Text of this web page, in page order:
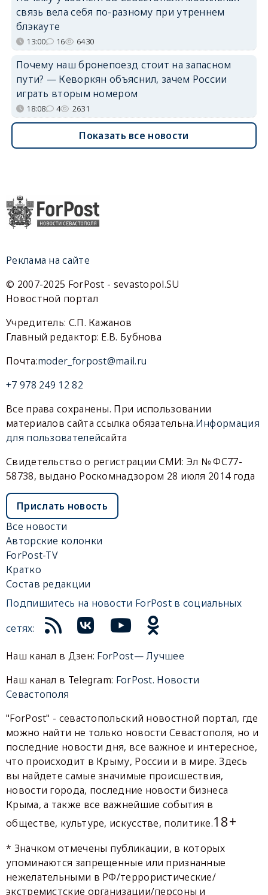
связь вела себя по-разному при утреннем
блэкауте
13:00 16 6430
Почему наш бронепоезд стоит на запасном
пути? — Кеворкян объяснил, зачем России
играть вторым номером
18:08 4 2631
Показать все новости
Реклама на сайте
© 2007-2025 ForPost - sevastopol.SU
Новостной портал
Учредитель: С.П. Кажанов
Главный редактор: Е.В. Бубнова
Почта:moder_forpost@mail.ru
+7 978 249 12 82
Все права сохранены. При использовании
материалов сайта ссылка обязательна.Информация
для пользователейсайта
Свидетельство о регистрации СМИ: Эл № ФС77-
58738, выдано Роскомнадзором 28 июля 2014 года
Прислать новость
Все новости
Авторские колонки
ForPost-TV
Кратко
Состав редакции
Подпишитесь на новости ForPost в социальных
сетях:
Наш канал в Дзен: ForPost— Лучшее
Наш канал в Telegram: ForPost. Новости
Севастополя
"ForPost" - севастопольский новостной портал, где
можно найти не только новости Севастополя, но и
последние новости дня, все важное и интересное,
что происходит в Крыму, России и в мире. Здесь
вы найдете самые значимые происшествия,
новости города, последние новости бизнеса
Крыма, а также все важнейшие события в
обществе, культуре, искусстве, политике.18+
* Значком отмечены публикации, в которых
упоминаются запрещенные или признанные
нежелательными в РФ/террористические/
экстремистские организации/персоны и